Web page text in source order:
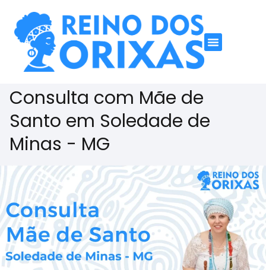
Consulta com Mãe de
Santo em Soledade de
Minas - MG